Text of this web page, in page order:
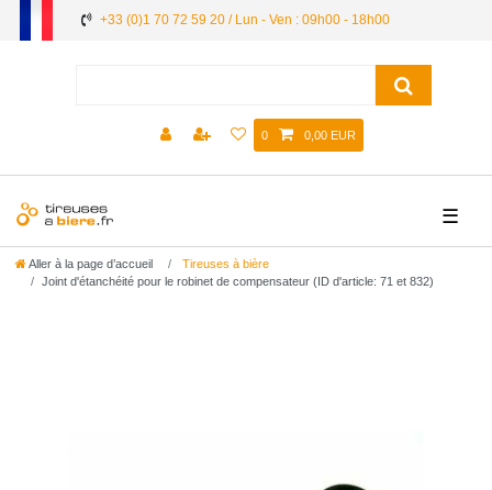
+33 (0)1 70 72 59 20 / Lun - Ven : 09h00 - 18h00
0 0,00 EUR
☰
Aller à la page d’accueil
Tireuses à bière
Joint d'étanchéité pour le robinet de compensateur (ID d'article: 71 et 832)